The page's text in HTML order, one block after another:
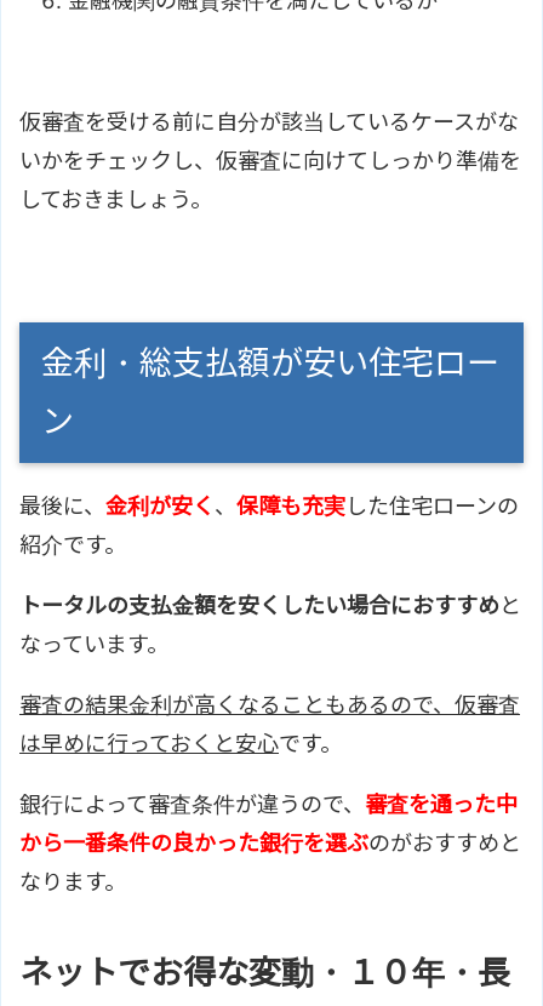
仮審査を受ける前に自分が該当しているケースがな
いかをチェックし、仮審査に向けてしっかり準備を
しておきましょう。
金利・総支払額が安い住宅ロー
ン
最後に、 金利が安く 、 保障も充実した住宅ローンの
紹介です。
トータルの支払金額を安くしたい場合におすすめと
なっています。
審査の結果金利が高くなることもあるので、仮審査
は早めに行っておくと安心です。
銀行によって審査条件が違うので、 審査を通った中
から一番条件の良かった銀行を選ぶのがおすすめと
なります。
ネットでお得な変動・１０年・長